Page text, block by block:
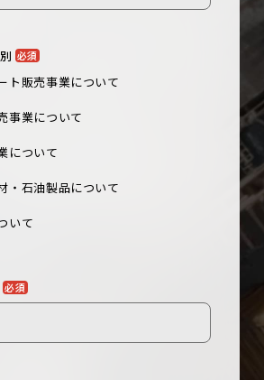
必須
ト販売事業について
事業について
について
・⽯油製品について
いて
必須